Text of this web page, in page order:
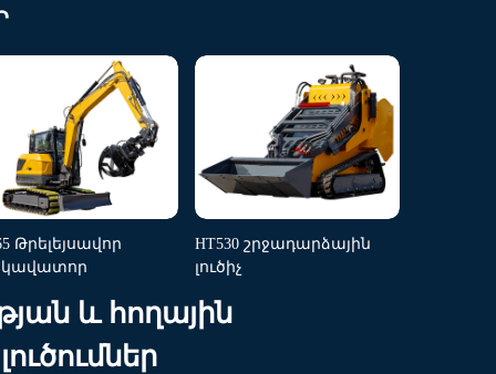
Թրելեյսավոր
HT530 շրջադարձային
լուծիչ
և հողային